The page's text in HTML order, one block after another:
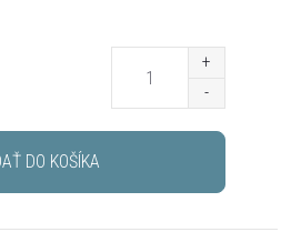
DO KOŠÍKA